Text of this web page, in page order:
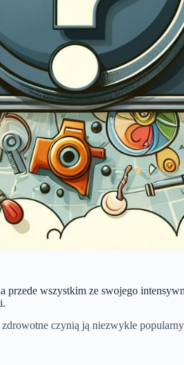
wszystkim ze swojego
czynią ją niezwykle